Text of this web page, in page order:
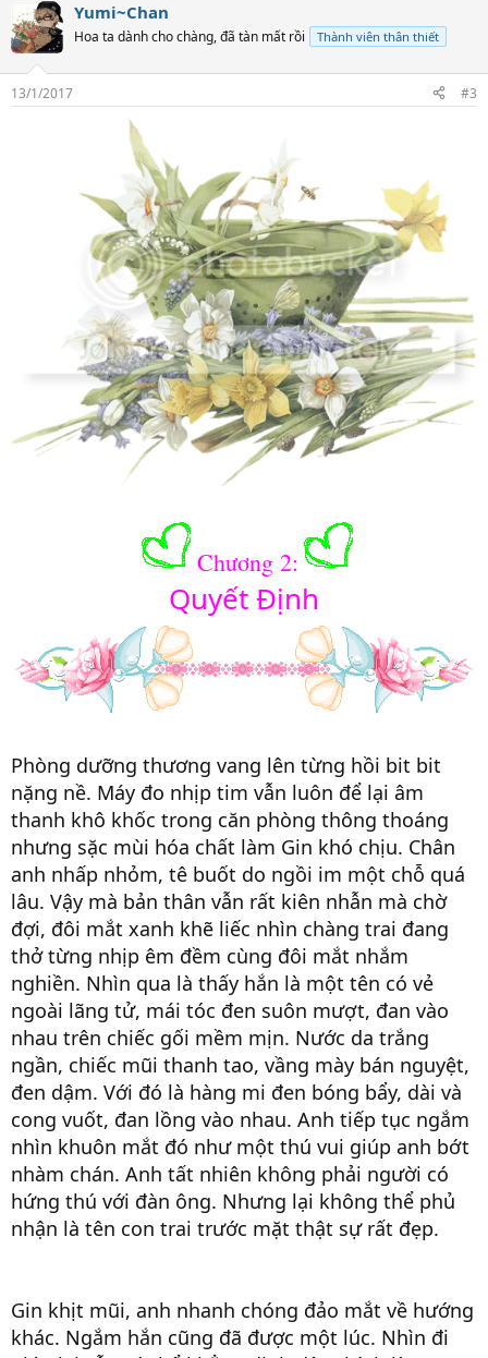
c
t
i
s
Yumi~Chan
Hoa ta dành cho chàng, đã tàn mất rồi Thành viên thân thiết
13/1/2017 #3
Chương 2:
Quyết Định
Phòng dưỡng thương vang lên từng hồi bit bit
nặng nề. Máy đo nhịp tim vẫn luôn để lại âm
thanh khô khốc trong căn phòng thông thoáng
nhưng sặc mùi hóa chất làm Gin khó chịu. Chân
anh nhấp nhỏm, tê buốt do ngồi im một chỗ quá
lâu. Vậy mà bản thân vẫn rất kiên nhẫn mà chờ
đợi, đôi mắt xanh khẽ liếc nhìn chàng trai đang
thở từng nhịp êm đềm cùng đôi mắt nhắm
nghiền. Nhìn qua là thấy hắn là một tên có vẻ
ngoài lãng tử, mái tóc đen suôn mượt, đan vào
nhau trên chiếc gối mềm mịn. Nước da trắng
ngần, chiếc mũi thanh tao, vầng mày bán nguyệt,
đen dậm. Với đó là hàng mi đen bóng bẩy, dài và
cong vuốt, đan lồng vào nhau. Anh tiếp tục ngắm
nhìn khuôn mắt đó như một thú vui giúp anh bớt
nhàm chán. Anh tất nhiên không phải người có
hứng thú với đàn ông. Nhưng lại không thể phủ
nhận là tên con trai trước mặt thật sự rất đẹp.
Gin khịt mũi, anh nhanh chóng đảo mắt về hướng
khác. Ngắm hắn cũng đã được một lúc. Nhìn đi